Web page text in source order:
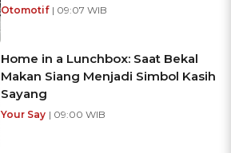
Otomotif | 09:07 WIB
Home in a Lunchbox: Saat Bekal
Makan Siang Menjadi Simbol Kasih
Sayang
Your Say | 09:00 WIB